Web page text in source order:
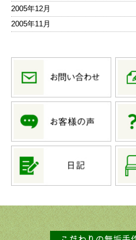
2005年12月
2005年11月